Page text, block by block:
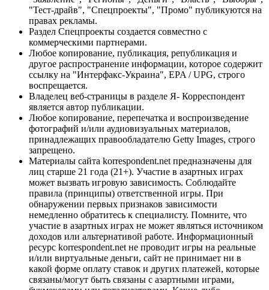
"Тест-драйв", "Спецпроекты", "Промо" публикуются на
правах рекламы.
Раздел Спецпроекты создается совместно с
коммерческими партнерами.
Любое копирование, публикация, републикация и
другое распространение информации, которое содержит
ссылку на "Интерфакс-Украина", EPA / UPG, строго
воспрещается.
Владелец веб-страницы в разделе Я- Корреспондент
является автор публикации.
Любое копирование, перепечатка и воспроизведение
фотографий и/или аудиовизуальных материалов,
принадлежащих правообладателю Getty Images, строго
запрещено.
Материалы сайта korrespondent.net предназначены для
лиц старше 21 года (21+). Участие в азартных играх
может вызвать игровую зависимость. Соблюдайте
правила (принципы) ответственной игры. При
обнаружении первых признаков зависимости
немедленно обратитесь к специалисту. Помните, что
участие в азартных играх не может являться источником
доходов или альтернативой работе. Информационный
ресурс korrespondent.net не проводит игры на реальные
и/или виртуальные деньги, сайт не принимает ни в
какой форме оплату ставок и других платежей, которые
связаны/могут быть связаны с азартными играми,